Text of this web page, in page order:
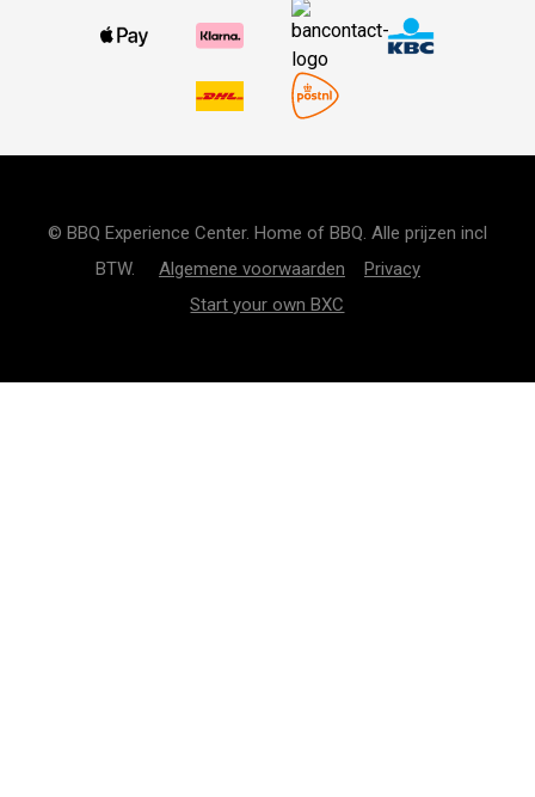
© BBQ Experience Center. Home of BBQ. Alle prijzen incl
BTW. Algemene voorwaarden
Privacy
Start your own BXC